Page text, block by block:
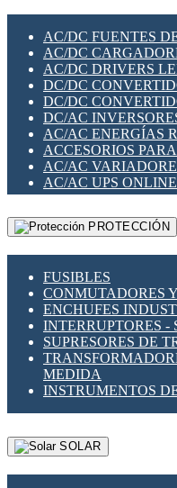
SWITCH Y
TARJETAS PI
UNIÓN Y
PLACAS
SWITCHES Y
SOLUCIONES IOT
SOLUCIONES
SOLUCIONES RED
SEGURIDAD PARA
SWITCHES LAN
TELEFONÍA IP
VIGILANCIA IP
MESHTASTIC
AC/DC FUENTES
AC/DC
AC/DC DRIVERS
DC/DC
DC/DC
DC/AC
AC/AC ENERGÍAS
ACCESORIOS
AC/AC
AC/AC UPS ONLINE
PROTECCIÓN
FUSIBLES
CONMUTADORES
ENCHUFES
INTERRUPTORES -
SUPRESORES DE
MEDIDA
INSTRUMENTOS
SOLAR